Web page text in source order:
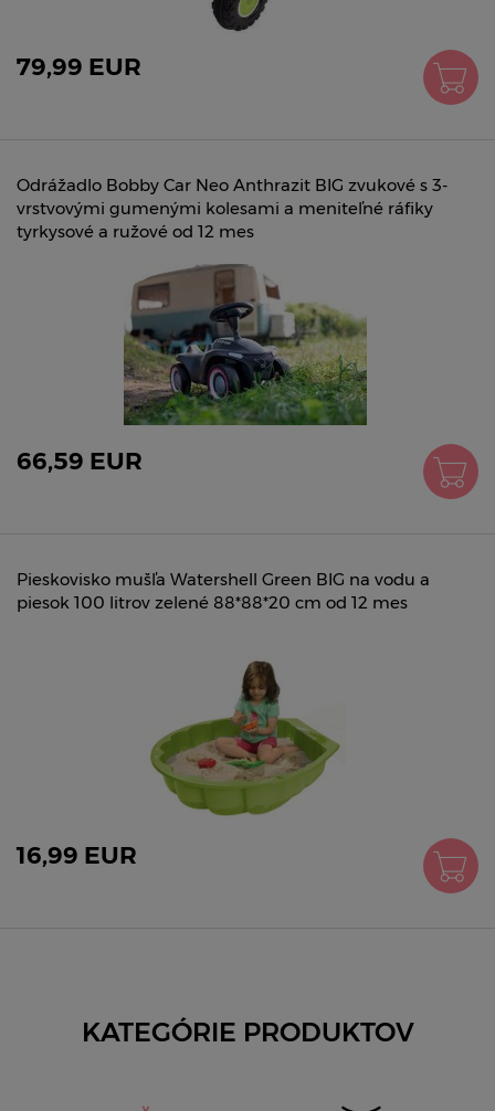
79,99 EUR
Odrážadlo Bobby Car Neo Anthrazit BIG zvukové s 3-
vrstvovými gumenými kolesami a meniteľné ráfiky
tyrkysové a ružové od 12 mes
66,59 EUR
Pieskovisko mušľa Watershell Green BIG na vodu a
piesok 100 litrov zelené 88*88*20 cm od 12 mes
16,99 EUR
KATEGÓRIE PRODUKTOV